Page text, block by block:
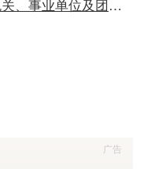
附件1 : 2026年度江苏省党政机关、事业单位及团体组织空调框架协议采购征集文件(征求意见稿).docx
广告